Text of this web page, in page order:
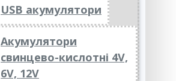
USB акумулятори
Акумулятори
свинцево-кислотні 4V,
6V, 12V